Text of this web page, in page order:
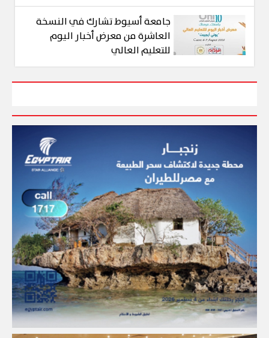
جامعة أسيوط تشارك في النسخة
العاشرة من معرض أخبار اليوم
للتعليم العالي